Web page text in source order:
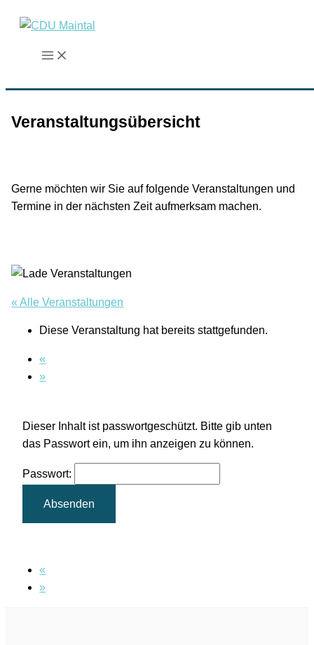
Inhalt
springen
Veranstaltungsübersicht
Gerne möchten wir Sie auf folgende Veranstaltungen und
Termine in der nächsten Zeit aufmerksam machen.
« Alle Veranstaltungen
Diese Veranstaltung hat bereits stattgefunden.
«
»
Dieser Inhalt ist passwortgeschützt. Bitte gib unten
das Passwort ein, um ihn anzeigen zu können.
Passwort:
«
»